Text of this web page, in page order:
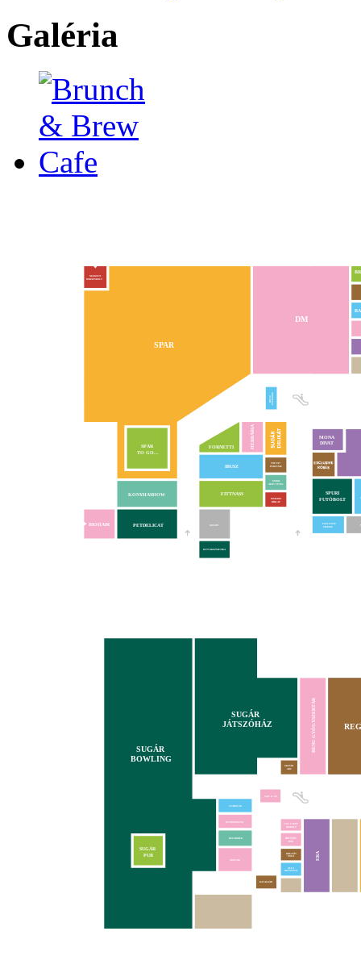
Galéria
MOSDÓ
MOBIL
ADÁS-VÉTEL
KONYHASHOW FITTNASS
IBUSZ
MONA
DIVAT
SPURI
FUTÓBOLT
FORNETTI HERBÁRIA
DM
SPAR
SPAR
TO GO...
NEMZETI
DOHÁNYBOLT
TOP-UP!
PERFUME
IBUSZEXCHANGE
EXCLUSIVE
CHANGE
KUTYAKOZMETIKA
INMEDIO
HÍRLAP
PETDELICAT
BIOHAIR
SUGÁR
BOWLING
SUGÁR
JÁTSZÓHÁZ
BENU GYÓGYSZERTÁR
SUGÁR
PUB ERA
SZABÓSÁG
NUTRIVERSUM
REPAIRHUB
EGY CSEPP
BIOBOLT
NAIL & GO
GRAVÍR
ABC
KREATÍV
PÓLÓ
KAVALKÁD
ALFA
BIZTOSÍTÓ